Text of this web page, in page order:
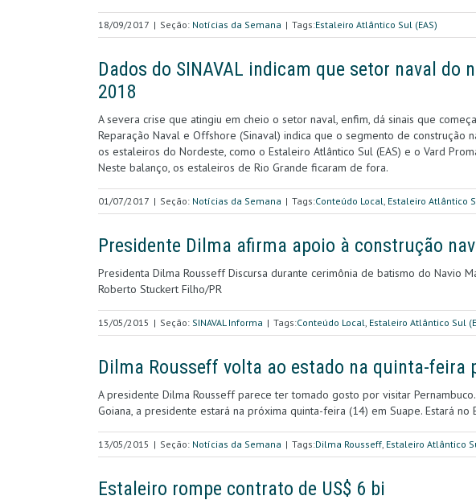
18/09/2017 | Seção: Notícias da Semana | Tags:Estaleiro Atlântico Sul (EAS)
Dados do SINAVAL indicam que setor naval
2018
A severa crise que atingiu em cheio o setor naval, enfim, dá sinais que
Reparação Naval e Offshore (Sinaval) indica que o segmento de
os estaleiros do Nordeste, como o Estaleiro Atlântico Sul (EAS) e o Vard
Neste balanço, os estaleiros de Rio Grande ficaram de fora.
01/07/2017 | Seção: Notícias da Semana | Tags:Conteúdo Local, Estaleiro Atlântico
Presidente Dilma afirma apoio à construção
Presidenta Dilma Rousseff Discursa durante cerimônia de batismo do Navio
Roberto Stuckert Filho/PR
15/05/2015 | Seção: SINAVAL Informa | Tags:Conteúdo Local, Estaleiro Atlântico Sul
Dilma Rousseff volta ao estado na quinta-feira
A presidente Dilma Rousseff parece ter tomado gosto por visitar
Goiana, a presidente estará na próxima quinta-feira (14) em Suape. Estará
13/05/2015 | Seção: Notícias da Semana | Tags:Dilma Rousseff, Estaleiro Atlântico
Estaleiro rompe contrato de US$ 6 bi